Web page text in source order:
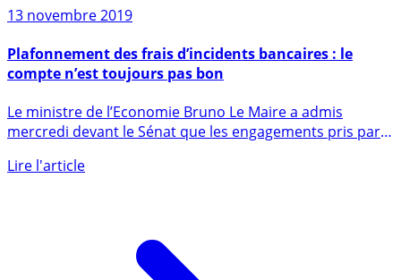
Sur le même sujet
13 novembre 2019
compte n’est toujours pas bon
mercredi devant le Sénat que les engagements pris par